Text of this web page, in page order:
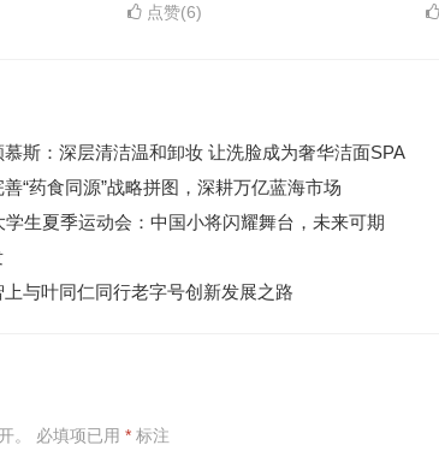
点赞(6)
斯：深层清洁温和卸妆 让洗脸成为奢华洁面SPA
“药食同源”战略拼图，深耕万亿蓝海市场
学生夏季运动会：中国小将闪耀舞台，未来可期
与叶同仁同行老字号创新发展之路
。 必填项已用 * 标注